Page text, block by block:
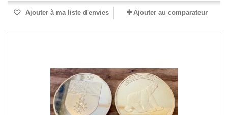
Ajouter à ma liste d'envies Ajouter au comparateur